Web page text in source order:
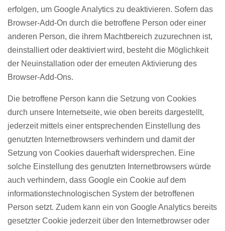
erfolgen, um Google Analytics zu deaktivieren. Sofern das
Browser-Add-On durch die betroffene Person oder einer
anderen Person, die ihrem Machtbereich zuzurechnen ist,
deinstalliert oder deaktiviert wird, besteht die Möglichkeit
der Neuinstallation oder der erneuten Aktivierung des
Browser-Add-Ons.
Die betroffene Person kann die Setzung von Cookies
durch unsere Internetseite, wie oben bereits dargestellt,
jederzeit mittels einer entsprechenden Einstellung des
genutzten Internetbrowsers verhindern und damit der
Setzung von Cookies dauerhaft widersprechen. Eine
solche Einstellung des genutzten Internetbrowsers würde
auch verhindern, dass Google ein Cookie auf dem
informationstechnologischen System der betroffenen
Person setzt. Zudem kann ein von Google Analytics bereits
gesetzter Cookie jederzeit über den Internetbrowser oder